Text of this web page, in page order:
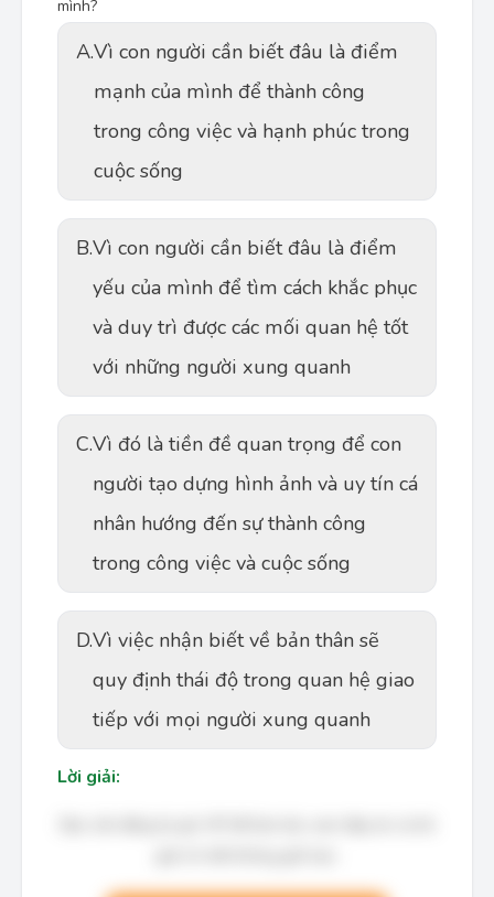
mình?
A.Vì con người cần biết đâu là điểm
mạnh của mình để thành công
trong công việc và hạnh phúc trong
cuộc sống
B.Vì con người cần biết đâu là điểm
yếu của mình để tìm cách khắc phục
và duy trì được các mối quan hệ tốt
với những người xung quanh
C.Vì đó là tiền đề quan trọng để con
người tạo dựng hình ảnh và uy tín cá
nhân hướng đến sự thành công
trong công việc và cuộc sống
D.Vì việc nhận biết về bản thân sẽ
quy định thái độ trong quan hệ giao
tiếp với mọi người xung quanh
Lời giải: